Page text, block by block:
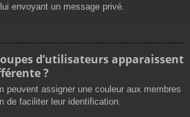
envoyant un message privé.
d’utilisateurs apparaissent
?
peuvent assigner une couleur aux membres
de faciliter leur identification.